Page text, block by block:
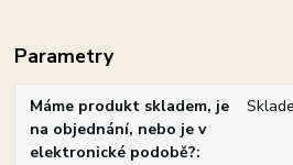
Parametry
Máme produkt skladem, je
na objednání, nebo je v
elektronické podobě?